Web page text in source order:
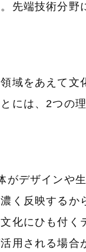
先端技術分野
域をあえて文
には、2つの
がデザインや
く反映するか
化にひも付く
用される場合